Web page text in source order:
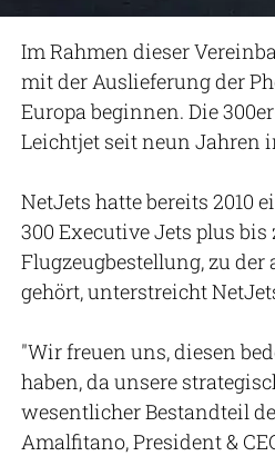
Im Rahmen dieser
mit der Auslieferung der
Europa beginnen. Die
Leichtjet seit neun Jahren
NetJets hatte bereits 2010
300 Executive Jets plus
Flugzeugbestellung, zu
gehört, unterstreicht
"Wir freuen uns, diesen
haben, da unsere
wesentlicher Bestandteil
Amalfitano, President &